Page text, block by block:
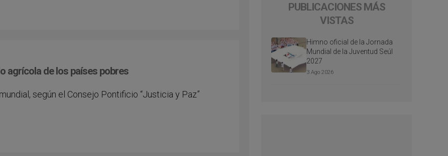
agrícola de los países pobres
según el Consejo Pontificio “Justicia y Paz”
PUBLICACIONES MÁS
VISTAS
Himno oficial de la Jornada
Mundial de la Juventud Seúl
2027
3 Ago 2026